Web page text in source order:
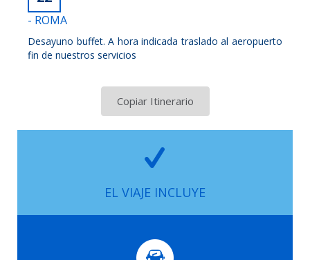
- ROMA
Desayuno buffet. A hora indicada traslado al aeropuerto
fin de nuestros servicios
Copiar Itinerario
EL VIAJE INCLUYE